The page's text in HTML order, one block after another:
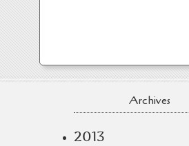
Archives
2013